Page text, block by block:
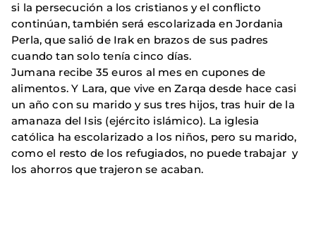
si la persecución a los cristianos y el conflicto
continúan, también será escolarizada en Jordania
Perla, que salió de Irak en brazos de sus padres
cuando tan solo tenía cinco días.
Jumana recibe 35 euros al mes en cupones de
alimentos. Y Lara, que vive en Zarqa desde hace casi
un año con su marido y sus tres hijos, tras huir de la
amanaza del Isis (ejército islámico). La iglesia
católica ha escolarizado a los niños, pero su marido,
como el resto de los refugiados, no puede trabajar y
los ahorros que trajeron se acaban.